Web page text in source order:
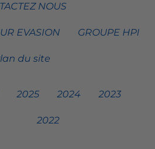
NOUS
EVASION GROUPE HPI
du site
2025 2024 2023
2022